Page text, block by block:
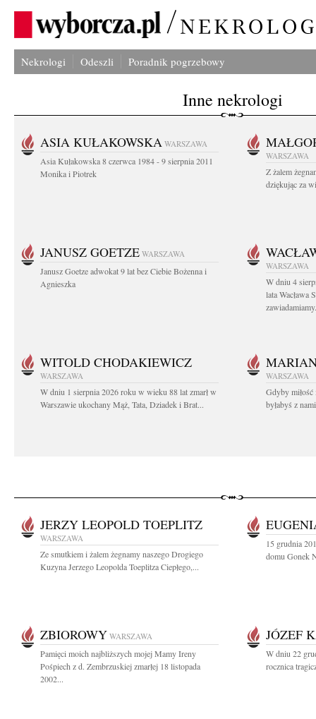
Nekrologi Odeszli Poradnik pogrzebowy
Inne nekrologi
ASIA KUŁAKOWSKA WARSZAWA
Asia Kułakowska 8 czerwca 1984 - 9 sierpnia 2011
Monika i Piotrek
WARSZAWA
Z żalem
dziękując za
JANUSZ GOETZE WARSZAWA
Janusz Goetze adwokat 9 lat bez Ciebie Bożenna i
Agnieszka
WARSZAWA
W dniu 4
lata Wacława
WITOLD CHODAKIEWICZ
WARSZAWA
W dniu 1 sierpnia 2026 roku w wieku 88 lat zmarł w
Warszawie ukochany Mąż, Tata, Dziadek i Brat...
WARSZAWA
Gdyby miłość
byłabyś z
JERZY LEOPOLD TOEPLITZ
WARSZAWA
Ze smutkiem i żalem żegnamy naszego Drogiego
Kuzyna Jerzego Leopolda Toeplitza Ciepłego,...
15 grudnia
domu Gonek
ZBIOROWY WARSZAWA
Pamięci moich najbliższych mojej Mamy Ireny
Pośpiech z d. Zembrzuskiej zmarłej 18 listopada
2002...
JÓZEF
W dniu 22
rocznica